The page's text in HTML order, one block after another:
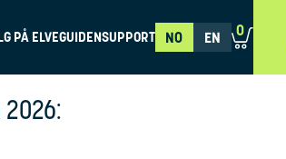
PÅ ELVEGUIDENSUPPORT NO EN 0